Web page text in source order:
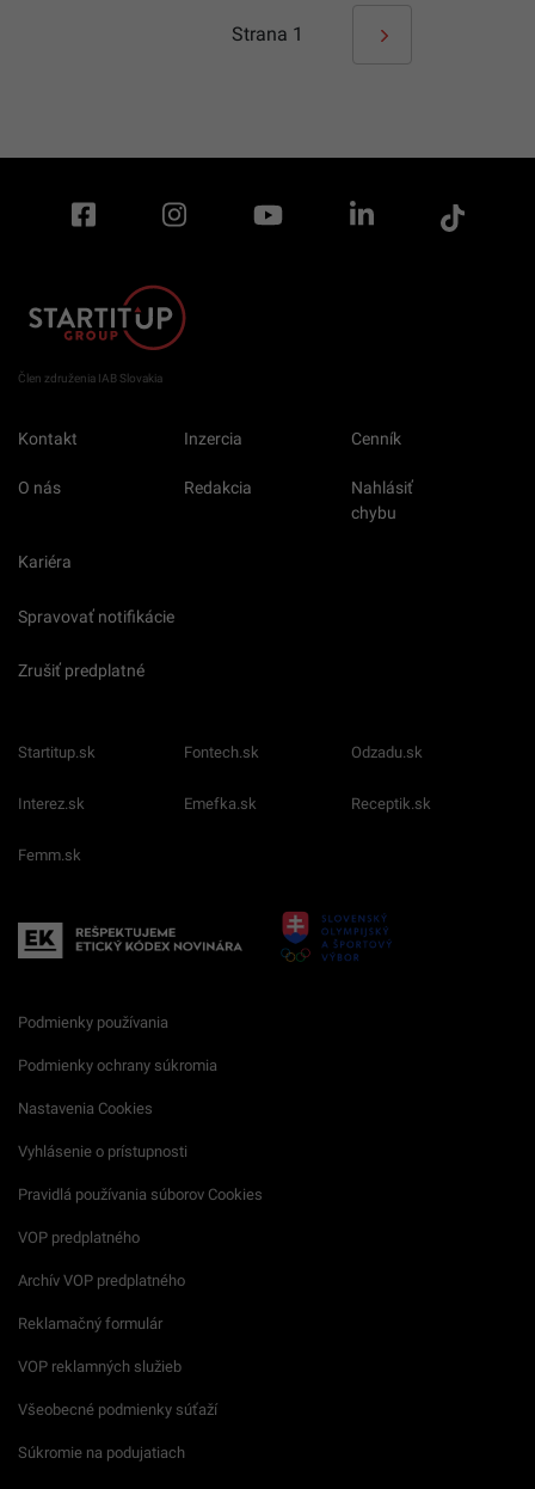
Strana 1
Člen združenia IAB Slovakia
Kontakt Inzercia Cenník
O nás Redakcia
Nahlásiť
chybu
Kariéra
Spravovať notifikácie
Zrušiť predplatné
Startitup.sk Fontech.sk Odzadu.sk
Interez.sk Emefka.sk Receptik.sk
Femm.sk
Podmienky používania
Podmienky ochrany súkromia
Nastavenia Cookies
Vyhlásenie o prístupnosti
Pravidlá používania súborov Cookies
VOP predplatného
Archív VOP predplatného
Reklamačný formulár
VOP reklamných služieb
Všeobecné podmienky súťaží
Súkromie na podujatiach